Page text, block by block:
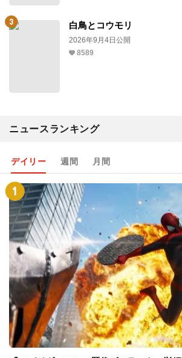
白鳥とコウモリ
2026年9月4日公開
8589
ニュースランキング
デイリー 週間 月間